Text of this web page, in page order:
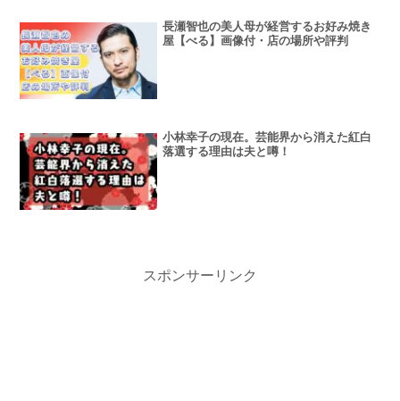
長瀬智也の美人母が経営するお好み焼き
屋【べる】画像付・店の場所や評判
小林幸子の現在。芸能界から消えた紅白
落選する理由は夫と噂！
スポンサーリンク